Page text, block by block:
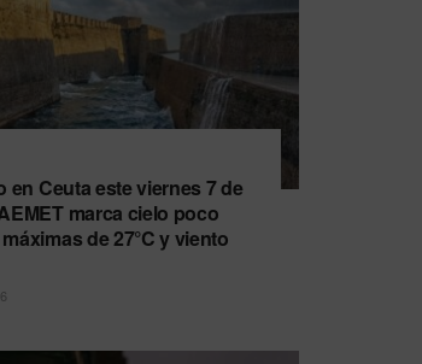
en Ceuta este viernes 7 de
marca cielo poco
de 27°C y viento